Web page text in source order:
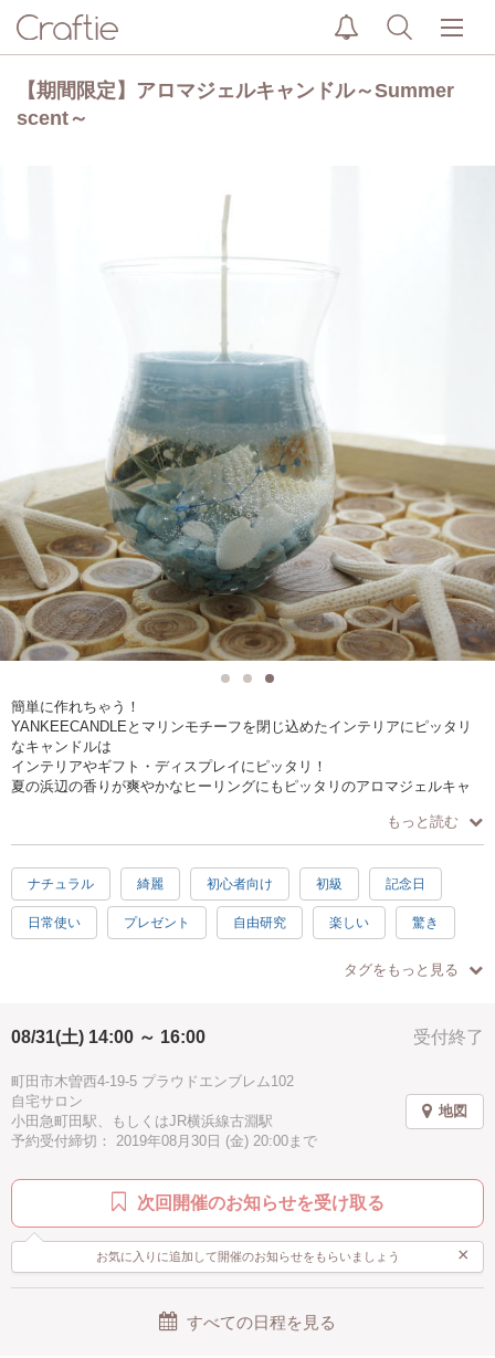
【期間限定】アロマジェルキャンドル～Summer
scent～
簡単に作れちゃう！
YANKEECANDLEとマリンモチーフを閉じ込めたインテリアにピッタリ
なキャンドルは
インテリアやギフト・ディスプレイにピッタリ！
夏の浜辺の香りが爽やかなヒーリングにもピッタリのアロマジェルキャ
ドライフルーツを入れたり、シトラス系の香りを選んだり…自分好みの
キャンドルを作ることも可能です。
▶サイズ 直径約7.5cm×高さ高さ10m
▶素材
・ドライフラワー
・ガラスベース
▶定員：4名
もっと読む
ナチュラル 綺麗 初心者向け 初級 記念日
日常使い プレゼント 自由研究 楽しい 驚き
癒し ハッピー
お手頃 ブルー 水色 手ぶらOK
タグをもっと見る
受付終了
08/31(土) 14:00 ～ 16:00
町田市木曽西4-19-5 プラウドエンブレム102
自宅サロン
小田急町田駅、もしくはJR横浜線古淵駅
予約受付締切： 2019年08月30日 (金) 20:00まで
地図
次回開催のお知らせを受け取る
お気に入りに追加して開催のお知らせをもらいましょう ×
すべての日程を見る